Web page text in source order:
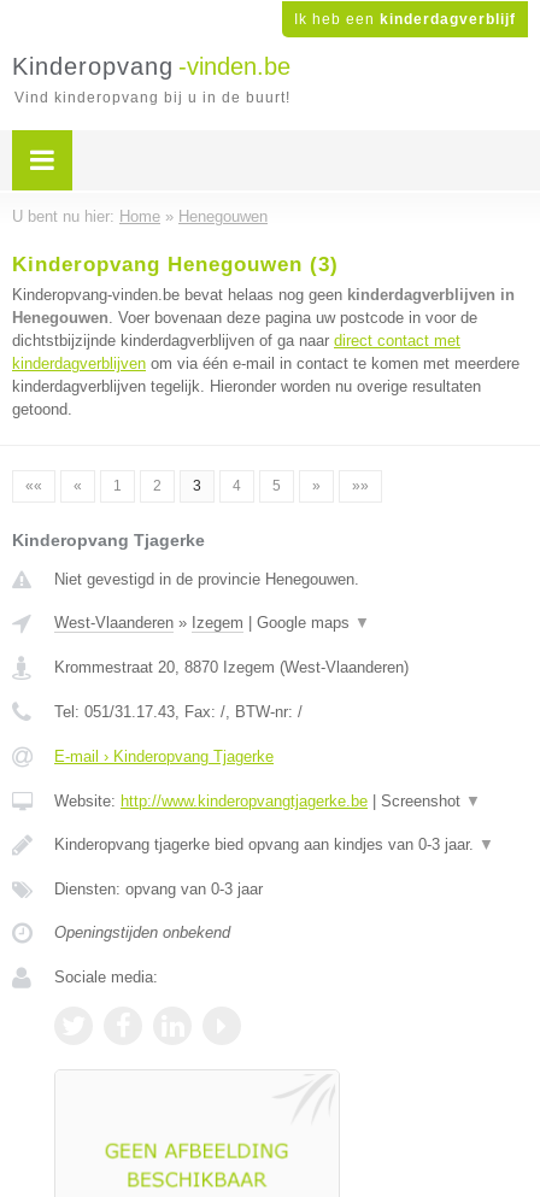
Ik heb een kinderdagverblijf
Kinderopvang -vinden.be
Vind kinderopvang bij u in de buurt!
U bent nu hier: Home » Henegouwen
Kinderopvang Henegouwen (3)
Kinderopvang-vinden.be bevat helaas nog geen kinderdagverblijven in
Henegouwen. Voer bovenaan deze pagina uw postcode in voor de
dichtstbijzijnde kinderdagverblijven of ga naar direct contact met
kinderdagverblijven om via één e-mail in contact te komen met meerdere
kinderdagverblijven tegelijk. Hieronder worden nu overige resultaten
getoond.
«« « 1 2 3 4 5 » »»
Kinderopvang Tjagerke
Niet gevestigd in de provincie Henegouwen.
West-Vlaanderen » Izegem Google maps ▼
Krommestraat 20, 8870 Izegem (West-Vlaanderen)
Tel: 051/31.17.43, Fax: /, BTW-nr: /
E-mail › Kinderopvang Tjagerke
Website: http://www.kinderopvangtjagerke.be Screenshot ▼
Kinderopvang tjagerke bied opvang aan kindjes van 0-3 jaar. ▼
Diensten: opvang van 0-3 jaar
Openingstijden onbekend
Sociale media: